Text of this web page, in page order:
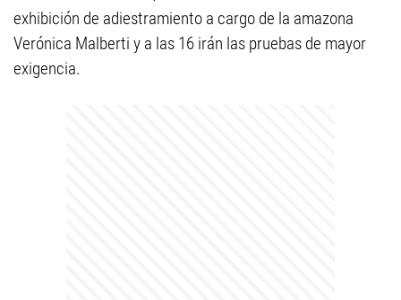
exhibición de adiestramiento a cargo de la amazona
Verónica Malberti y a las 16 irán las pruebas de mayor
exigencia.